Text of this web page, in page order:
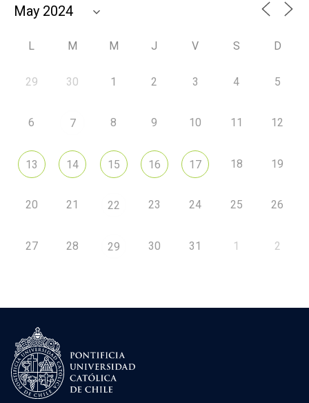
L M M J V S D
29 30 1 2 3 4 5
6 7 8 9 10 11 12
13 14 15 16 17 18 19
20 21 22 23 24 25 26
27 28 29 30 31 1 2